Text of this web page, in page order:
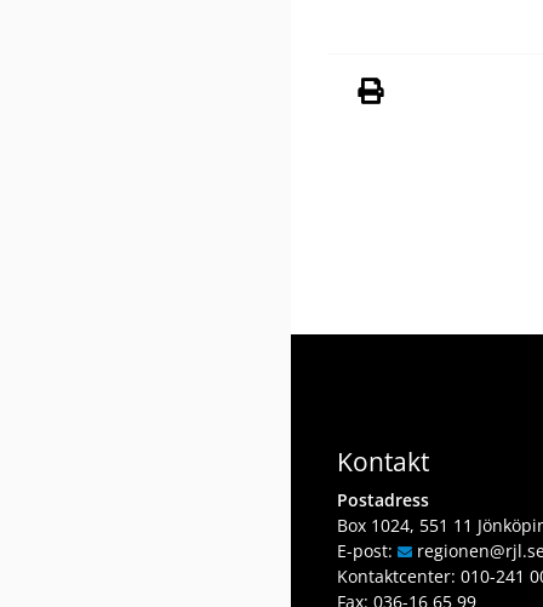
Kontakt
Postadress
Box 1024, 551 11
E-post:
regionen@rjl
Kontaktcenter: 010-241
Fax: 036-16 65 99